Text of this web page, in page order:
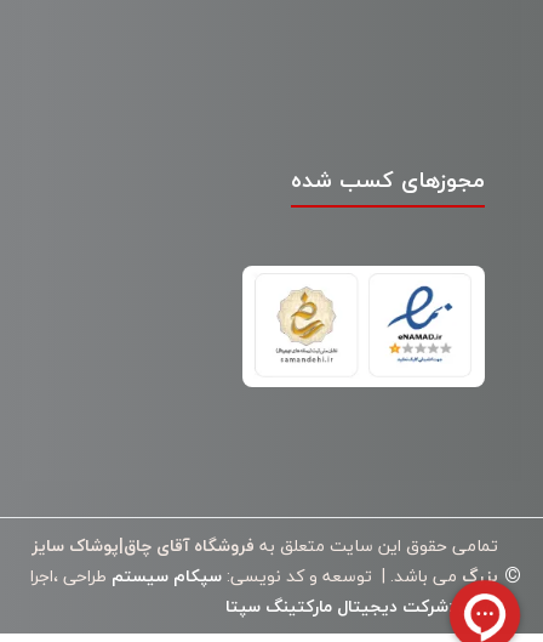
مجوزهای کسب شده
©
تمامی حقوق این سایت متعلق به فروشگاه آقای چاق|پوشاک سایز
بزرگ می باشد. | توسعه و کد نویسی: سپکام سیستم طراحی ،اجرا
وسئو:شرکت دیجیتال مارکتینگ سپتا